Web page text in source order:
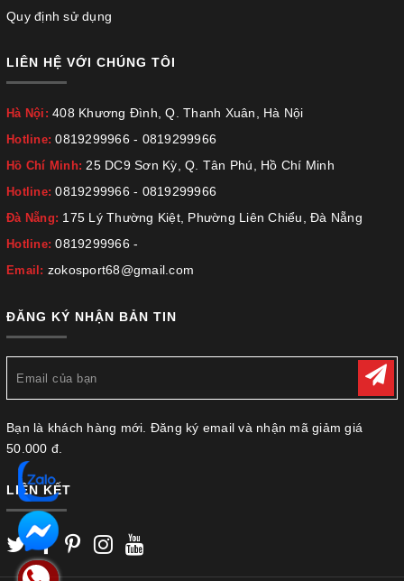
Quy định sử dụng
LIÊN HỆ VỚI CHÚNG TÔI
Hà Nội: 408 Khương Đình, Q. Thanh Xuân, Hà Nội
Hotline:0819299966 - 0819299966
Hồ Chí Minh:25 DC9 Sơn Kỳ, Q. Tân Phú, Hồ Chí Minh
Hotline:0819299966 - 0819299966
Đà Nẵng: 175 Lý Thường Kiệt, Phường Liên Chiểu, Đà Nẵng
Hotline:0819299966 -
Email: zokosport68@gmail.com
ĐĂNG KÝ NHẬN BẢN TIN
Bạn là khách hàng mới. Đăng ký email và nhận mã giảm giá
50.000 đ.
LIÊN KẾT